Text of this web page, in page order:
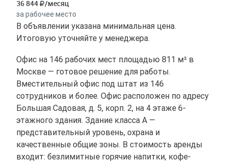
36 844 /месяц
за рабочее место
В объявлении указана минимальная цена.
Итоговую уточняйте у менеджера.
Офис на 146 рабочих мест площадью 811 м² в
Москве — готовое решение для работы.
Вместительный офис под штат из 146
сотрудников и более. Офис расположен по адресу
Большая Садовая, д. 5, корп. 2, на 4 этаже 6-
этажного здания. Здание класса A —
представительный уровень, охрана и
качественные общие зоны. В стоимость аренды
входит: безлимитные горячие напитки, кофе-